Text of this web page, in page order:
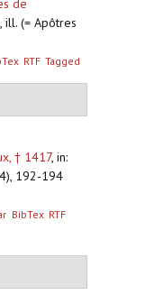
de
ill. (= Apôtres
RTF Tagged
† 1417, in:
192-194
BibTex RTF